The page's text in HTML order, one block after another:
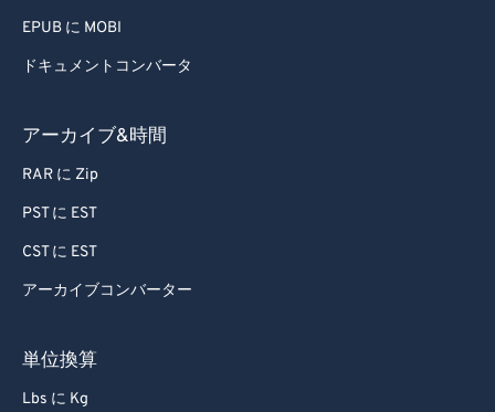
EPUB に MOBI
ドキュメントコンバータ
アーカイブ&時間
RAR に Zip
PST に EST
CST に EST
アーカイブコンバーター
単位換算
Lbs に Kg